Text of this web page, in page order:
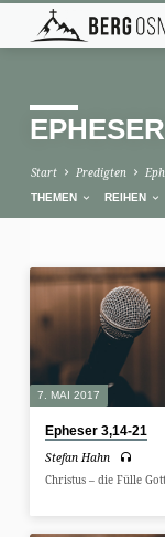
Start Predigten
THEMEN REIHEN
7. MAI 2017
Epheser 3,14-21
Stefan Hahn
Christus – die Fülle